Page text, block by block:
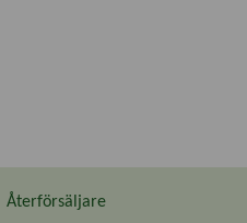
Återförsäljare